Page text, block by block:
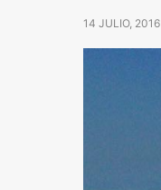
14 JULIO, 2016